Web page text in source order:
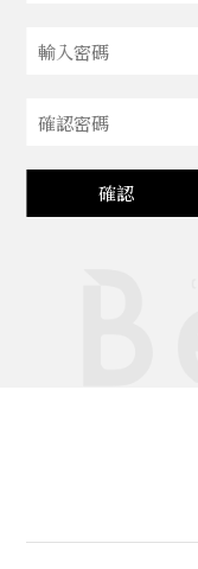
確認